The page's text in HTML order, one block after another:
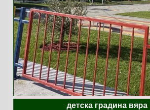
детска градина